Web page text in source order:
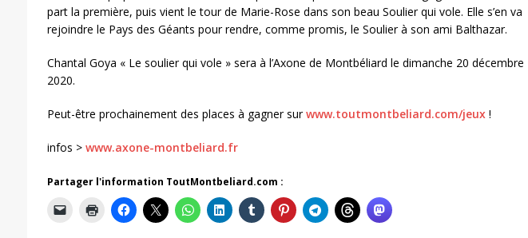
part la première, puis vient le tour de Marie-Rose dans son beau Soulier qui vole. Elle s’en va
rejoindre le Pays des Géants pour rendre, comme promis, le Soulier à son ami Balthazar.
Chantal Goya « Le soulier qui vole » sera à l’Axone de Montbéliard le dimanche 20 décembre
2020.
Peut-être prochainement des places à gagner surwww.toutmontbeliard.com/jeux!
infos > www.axone-montbeliard.fr
Partager l'information ToutMontbeliard.com :